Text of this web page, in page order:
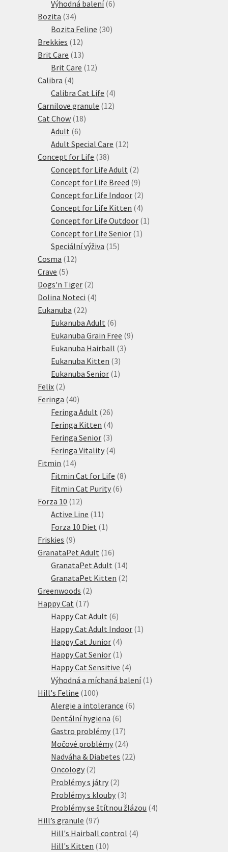
produkty
Výhodná balení 66
Bozita 3434
produktů
Bozita Feline 3030
Brekkies 1212
produktů
Brit Care 1313
produktů
Brit Care 1212
Calibra 44
produkty
Calibra Cat Life 44
produkty
Carnilove granule 1212
Cat Chow 1818
Adult 66
produktů
Adult Special Care 1212
Concept for Life 3838
produktů
Concept for Life Adult 22
produkty
Concept for Life Breed 99
produktů
Concept for Life Indoor 22
produkty
Concept for Life Kitten 44
produkty
Concept for Life Outdoor 1 1
Concept for Life Senior 1 1
Speciální výživa 1515
Cosma 1212
Crave 55
produktů
Dogs'n Tiger 22
produkty
Dolina Noteci 44
Eukanuba 2222
produktů
Eukanuba Adult 66
produktů
Eukanuba Grain Free 99
Eukanuba Hairball 33
Eukanuba Kitten 33
produkty
Eukanuba Senior 1 1
Felix 22
produkty
Feringa 4040
produktů
Feringa Adult 2626
produktů
Feringa Kitten 44
produkty
Feringa Senior 33
produkty
Feringa Vitality 44
Fitmin 1414
produktů
Fitmin Cat for Life 88
Fitmin Cat Purity 66
Forza 10 1212
produktů
Active Line 11 11
produktů
Forza 10 Diet 1 1
Friskies 99
produktů
GranataPet Adult 1616
produktů
GranataPet Adult 1414
produktů
GranataPet Kitten 22
Greenwoods 22
Happy Cat 1717
produktů
Happy Cat Adult 66
produktů
Happy Cat Adult Indoor 1 1
Happy Cat Junior 44
produkty
Happy Cat Senior 1 1
produkt
Happy Cat Sensitive 44
produkty
Výhodná a míchaná balení 1 1
Hill's Feline 100100
produktů
Alergie a intolerance 66
Dentální hygiena 66
produktů
Gastro problémy 1717
produktů
Močové problémy 2424
produktů
Nadváha & Diabetes 2222
Oncology 22
produkty
Problémy s játry 22
produkty
Problémy s klouby 33
produkty
Problémy se štítnou žlázou 44
Hill’s granule 9797
produktů
Hill's Hairball control 44
Hill's Kitten 1010